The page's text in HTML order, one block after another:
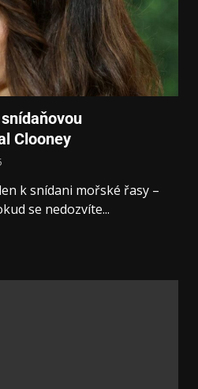
Clooney
k snídani mořské řasy –
se nedozvíte...